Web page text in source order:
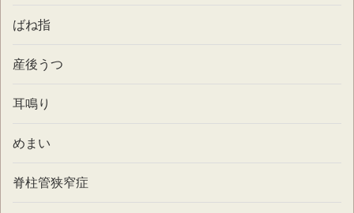
ばね指
産後うつ
耳鳴り
めまい
脊柱管狭窄症